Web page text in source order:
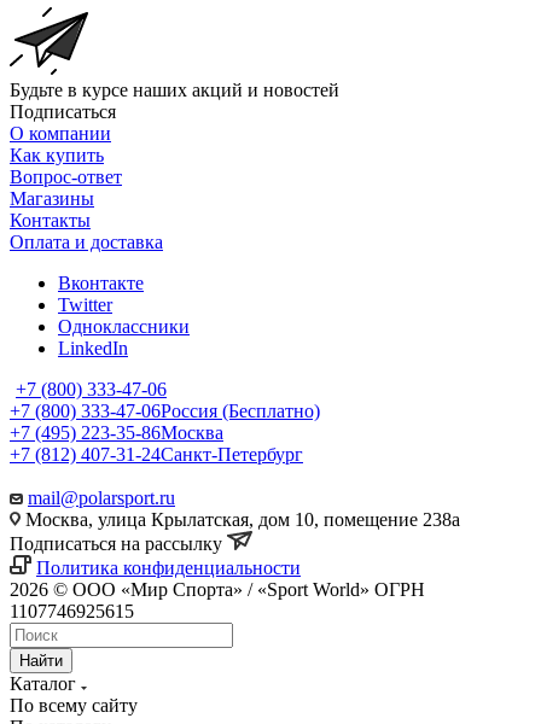
Будьте в курсе наших акций и новостей
Подписаться
О компании
Как купить
Вопрос-ответ
Магазины
Контакты
Оплата и доставка
Вконтакте
Twitter
Одноклассники
LinkedIn
+7 (800) 333-47-06
+7 (800) 333-47-06Россия (Бесплатно)
+7 (495) 223-35-86Москва
+7 (812) 407-31-24Санкт-Петербург
mail@polarsport.ru
Москва, улица Крылатская, дом 10, помещение 238а
Подписаться на рассылку
Политика конфиденциальности
2026 © ООО «Мир Спорта» / «Sport World» ОГРН
1107746925615
Найти
Каталог
По всему сайту